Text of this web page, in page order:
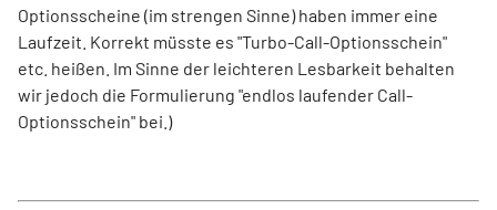
Optionsscheine (im strengen Sinne) haben immer eine
Laufzeit. Korrekt müsste es "Turbo-Call-Optionsschein"
etc. heißen. Im Sinne der leichteren Lesbarkeit behalten
wir jedoch die Formulierung "endlos laufender Call-
Optionsschein" bei.)